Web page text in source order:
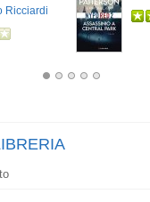
Ricciardi